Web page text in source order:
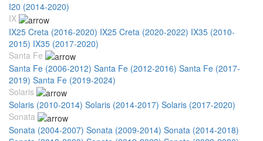
I20 (2014-2020)
IX
IX25 Creta (2016-2020) IX25 Creta (2020-2022) IX35 (2010-
2015) IX35 (2017-2020)
Santa Fe
Santa Fe (2006-2012) Santa Fe (2012-2016) Santa Fe (2017-
2019) Santa Fe (2019-2024)
Solaris
Solaris (2010-2014) Solaris (2014-2017) Solaris (2017-2020)
Sonata
Sonata (2004-2007) Sonata (2009-2014) Sonata (2014-2018)